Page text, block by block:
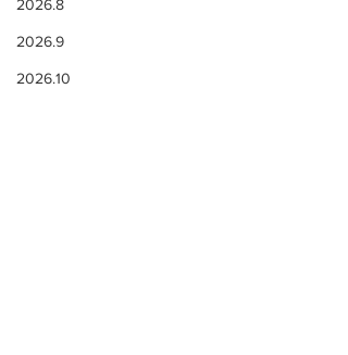
2026.8
2026.9
2026.10